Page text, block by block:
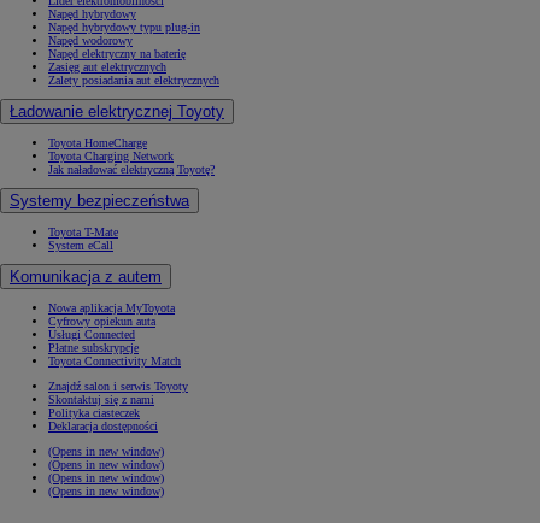
Napęd hybrydowy
Napęd hybrydowy typu plug-in
Napęd wodorowy
Napęd elektryczny na baterię
Zasięg aut elektrycznych
Zalety posiadania aut elektrycznych
Ładowanie elektrycznej Toyoty
Toyota HomeCharge
Toyota Charging Network
Jak naładować elektryczną Toyotę?
Systemy bezpieczeństwa
Toyota T-Mate
System eCall
Komunikacja z autem
Nowa aplikacja MyToyota
Cyfrowy opiekun auta
Usługi Connected
Płatne subskrypcje
Toyota Connectivity Match
Znajdź salon i serwis Toyoty
Skontaktuj się z nami
Polityka ciasteczek
Deklaracja dostępności
(Opens in new window)
(Opens in new window)
(Opens in new window)
(Opens in new window)